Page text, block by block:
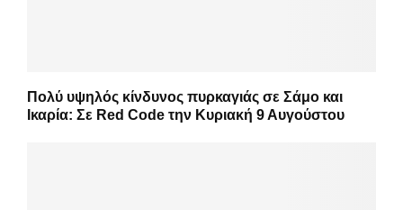
Πολύ υψηλός κίνδυνος πυρκαγιάς σε Σάμο και
Ικαρία: Σε Red Code την Κυριακή 9 Αυγούστου